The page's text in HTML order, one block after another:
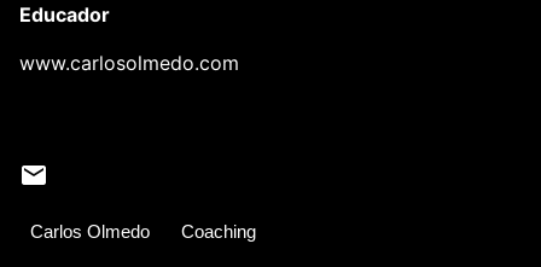
Educador
www.carlosolmedo.com
Carlos Olmedo Coaching